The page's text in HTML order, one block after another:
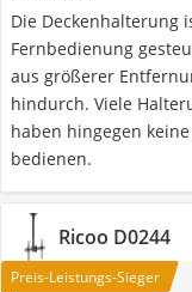
Die Deckenhalterung
Fernbedienung
aus größerer
hindurch. Viele
haben hingegen
bedienen.
Ricoo D0244
Preis-Leistungs-Sieger